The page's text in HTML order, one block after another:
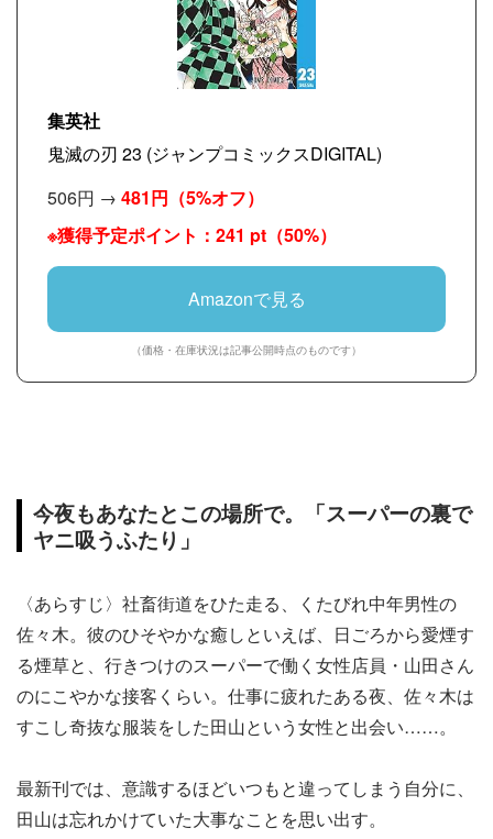
集英社
鬼滅の刃 23 (ジャンプコミックスDIGITAL)
506円 → 481円 （5%オフ）
※獲得予定ポイント：241 pt（50%）
Amazonで見る
（価格・在庫状況は記事公開時点のものです）
今夜もあなたとこの場所で。「スーパーの裏で
ヤニ吸うふたり」
〈あらすじ〉社畜街道をひた走る、くたびれ中年男性の
佐々木。彼のひそやかな癒しといえば、日ごろから愛煙す
る煙草と、行きつけのスーパーで働く女性店員・山田さん
のにこやかな接客くらい。仕事に疲れたある夜、佐々木は
すこし奇抜な服装をした田山という女性と出会い……。
最新刊では、意識するほどいつもと違ってしまう自分に、
田山は忘れかけていた大事なことを思い出す。